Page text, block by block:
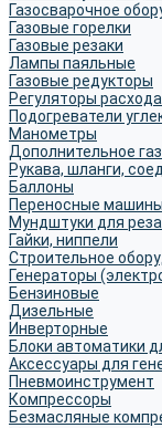
Газосварочное
Газовые горелки
Газовые резаки
Лампы паяльные
Газовые редукторы
Регуляторы расхода
Подогреватели
Манометры
Дополнительное
Рукава, шланги,
Баллоны
Переносные
Мундштуки для
Гайки, ниппели
Строительное
Генераторы
Бензиновые
Дизельные
Инверторные
Блоки автоматики
Аксессуары для
Пневмоинструмент
Компрессоры
Безмасляные